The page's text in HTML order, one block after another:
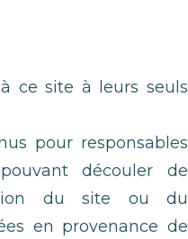
ce site à leurs seuls
pour responsables
découler de
du site ou du
en provenance de